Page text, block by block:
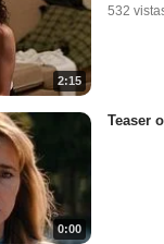
2:15
532
0:00
Teaser